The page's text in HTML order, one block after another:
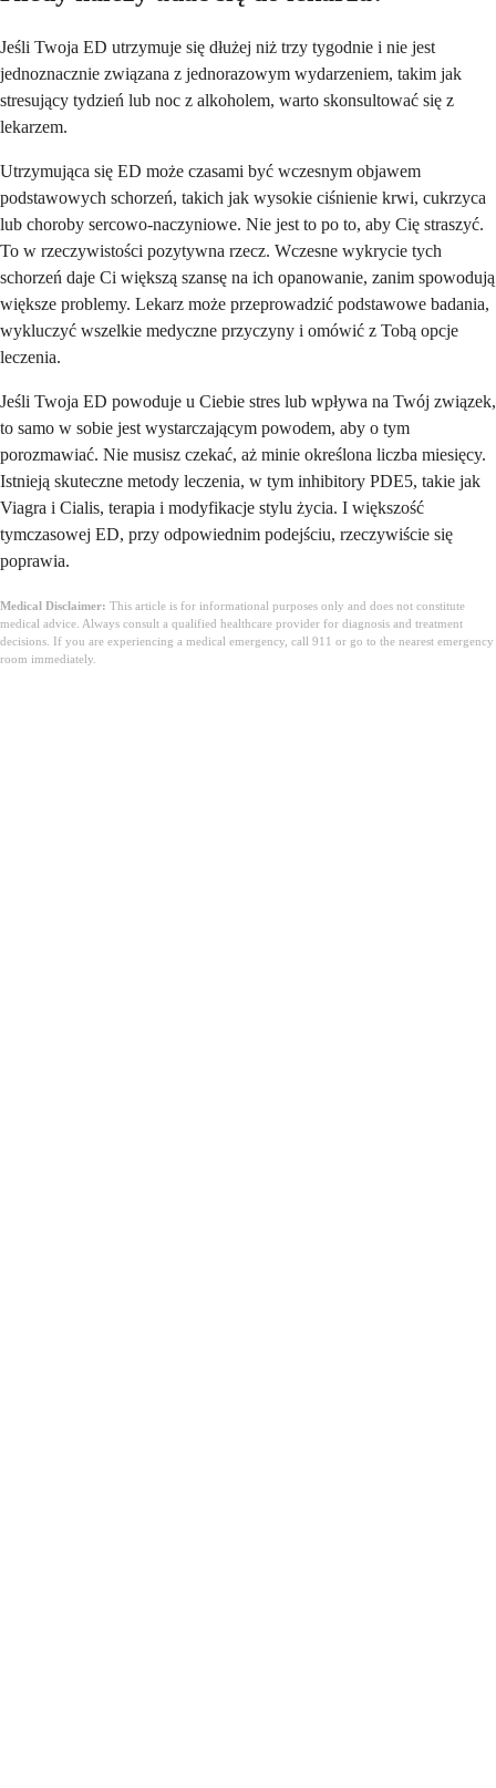
Jeśli Twoja ED utrzymuje się dłużej niż trzy tygodnie i nie jest
jednoznacznie związana z jednorazowym wydarzeniem, takim jak
stresujący tydzień lub noc z alkoholem, warto skonsultować się z
lekarzem.
Utrzymująca się ED może czasami być wczesnym objawem
podstawowych schorzeń, takich jak wysokie ciśnienie krwi, cukrzyca
lub choroby sercowo-naczyniowe. Nie jest to po to, aby Cię straszyć.
To w rzeczywistości pozytywna rzecz. Wczesne wykrycie tych
schorzeń daje Ci większą szansę na ich opanowanie, zanim spowodują
większe problemy. Lekarz może przeprowadzić podstawowe badania,
wykluczyć wszelkie medyczne przyczyny i omówić z Tobą opcje
leczenia.
Jeśli Twoja ED powoduje u Ciebie stres lub wpływa na Twój związek,
to samo w sobie jest wystarczającym powodem, aby o tym
porozmawiać. Nie musisz czekać, aż minie określona liczba miesięcy.
Istnieją skuteczne metody leczenia, w tym inhibitory PDE5, takie jak
Viagra i Cialis, terapia i modyfikacje stylu życia. I większość
tymczasowej ED, przy odpowiednim podejściu, rzeczywiście się
poprawia.
Medical Disclaimer: This article is for informational purposes only and does not constitute
medical advice. Always consult a qualified healthcare provider for diagnosis and treatment
decisions. If you are experiencing a medical emergency, call 911 or go to the nearest emergency
room immediately.